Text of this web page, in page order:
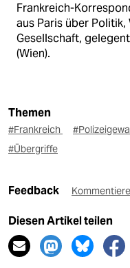
Frankreich-
aus Paris über
Gesellschaft,
(Wien).
Themen
#Frankreich
#Übergriffe
Feedback
Diesen Artikel teilen